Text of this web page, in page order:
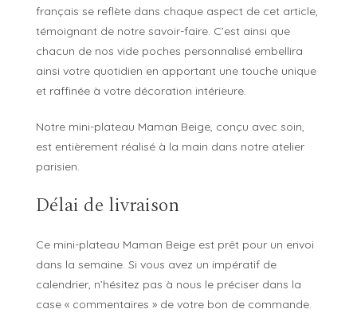
français se reflète dans chaque aspect de cet article,
témoignant de notre savoir-faire. C’est ainsi que
chacun de nos vide poches personnalisé embellira
ainsi votre quotidien en apportant une touche unique
et raffinée à votre décoration intérieure.
Notre mini-plateau Maman Beige, conçu avec soin,
est entièrement réalisé à la main dans notre atelier
parisien.
Délai de livraison
Ce mini-plateau Maman Beige est prêt pour un envoi
dans la semaine. Si vous avez un impératif de
calendrier, n’hésitez pas à nous le préciser dans la
case « commentaires » de votre bon de commande.